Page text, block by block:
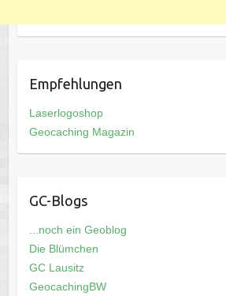
Empfehlungen
Laserlogoshop
Geocaching Magazin
GC-Blogs
...noch ein Geoblog
Die Blümchen
GC Lausitz
GeocachingBW